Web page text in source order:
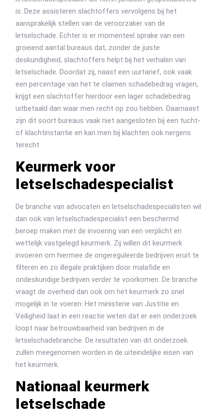
is. Deze assisteren slachtoffers vervolgens bij het
aansprakelijk stellen van de veroorzaker van de
letselschade. Echter is er momenteel sprake van een
groeiend aantal bureaus dat, zonder de juiste
deskundigheid, slachtoffers helpt bij het verhalen van
letselschade. Doordat zij, naast een uurtarief, ook vaak
een percentage van het te claimen schadebedrag vragen,
krijgt een slachtoffer hierdoor een lager schadebedrag
uitbetaald dan waar men recht op zou hebben. Daarnaast
zijn dit soort bureaus vaak niet aangesloten bij een tucht-
of klachtinstantie en kan men bij klachten ook nergens
terecht.
Keurmerk voor
letselschadespecialist
De branche van advocaten en letselschadespecialisten wil
dan ook van letselschadespecialist een beschermd
beroep maken met de invoering van een verplicht en
wettelijk vastgelegd keurmerk. Zij willen dit keurmerk
invoeren om hiermee de ongereguleerde bedrijven eruit te
filteren en zo illegale praktijken door malafide en
ondeskundige bedrijven verder te voorkomen. De branche
vraagt de overheid dan ook om het keurmerk zo snel
mogelijk in te voeren. Het ministerie van Justitie en
Veiligheid laat in een reactie weten dat er een onderzoek
loopt naar betrouwbaarheid van bedrijven in de
letselschadebranche. De resultaten van dit onderzoek
zullen meegenomen worden in de uiteindelijke eisen van
het keurmerk.
Nationaal keurmerk
letselschade